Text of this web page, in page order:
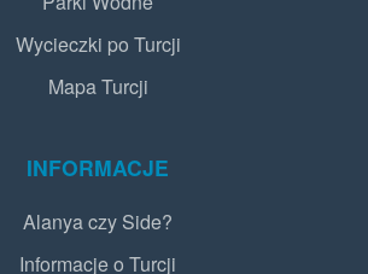
Wycieczki po Turcji
Mapa Turcji
INFORMACJE
Alanya czy Side?
Informacje o Turcji